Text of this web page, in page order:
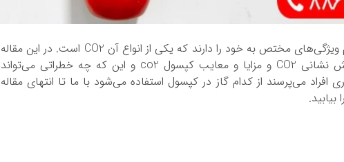
انواع کپسول‌ آتشنشانی هر کدام ویژگی‌‌های مختص به خود را دارند که یکی از انواع آن CO2 است. در این مقاله
شما را با سه کاربرد کپسول آتش نشانی CO2 و مزایا و معایب کپسول co2 و این که چه خطراتی می‌تواند
افراد می‌پرسند از کدام گاز در کپسول استفاده می‌شود با ما تا انتهای مقاله